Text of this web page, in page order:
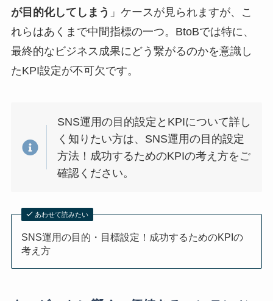
が目的化してしまう 」ケースが見られますが、こ
れらはあくまで中間指標の一つ。BtoBでは特に、
最終的なビジネス成果にどう繋がるのかを意識し
たKPI設定が不可欠です。
SNS運用の目的設定とKPIについて詳し
く知りたい方は、SNS運用の目的設定
方法！成功するためのKPIの考え方をご
確認ください。
あわせて読みたい
SNS運用の目的・目標設定！成功するためのKPIの
考え方